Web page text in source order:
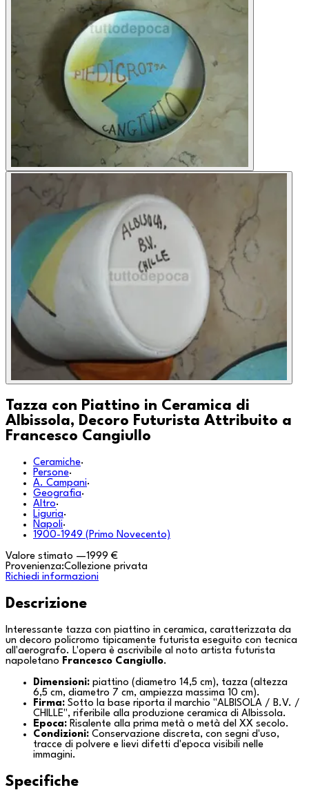
Tazza con Piattino in Ceramica di
Albissola, Decoro Futurista Attribuito a
Francesco Cangiullo
Ceramiche·
Persone·
A. Campani·
Geografia·
Altro·
Liguria·
Napoli·
1900-1949 (Primo Novecento)
Valore stimato —1999 €
Provenienza:Collezione privata
Richiedi informazioni
Descrizione
Interessante tazza con piattino in ceramica, caratterizzata da
un decoro policromo tipicamente futurista eseguito con tecnica
all'aerografo. L'opera è ascrivibile al noto artista futurista
napoletano Francesco Cangiullo.
Dimensioni: piattino (diametro 14,5 cm), tazza (altezza
6,5 cm, diametro 7 cm, ampiezza massima 10 cm).
Firma: Sotto la base riporta il marchio "ALBISOLA / B.V. /
CHILLE", riferibile alla produzione ceramica di Albissola.
Epoca: Risalente alla prima metà o metà del XX secolo.
Condizioni: Conservazione discreta, con segni d'uso,
tracce di polvere e lievi difetti d'epoca visibili nelle
immagini.
Specifiche